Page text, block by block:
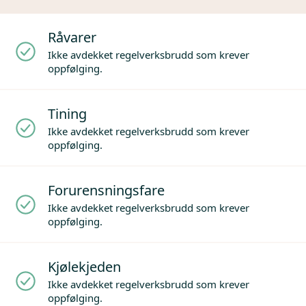
Råvarer
Ikke avdekket regelverksbrudd som krever
oppfølging.
Tining
Ikke avdekket regelverksbrudd som krever
oppfølging.
Forurensningsfare
Ikke avdekket regelverksbrudd som krever
oppfølging.
Kjølekjeden
Ikke avdekket regelverksbrudd som krever
oppfølging.